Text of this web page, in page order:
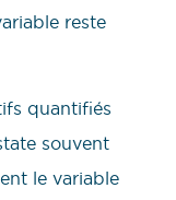
reste
quantifiés
souvent
le variable